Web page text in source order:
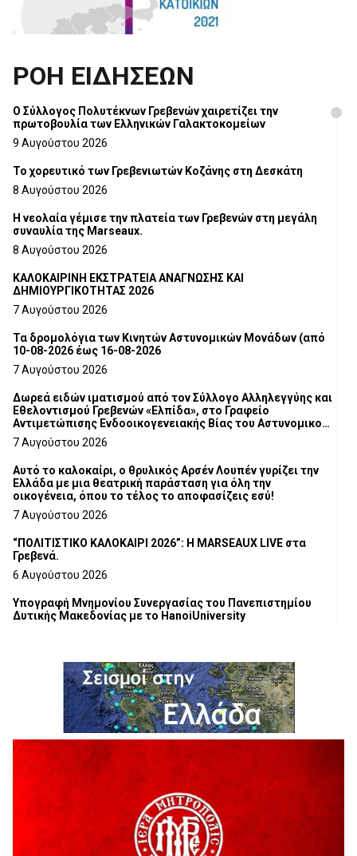
ΡΟΗ ΕΙΔΗΣΕΩΝ
Ο Σύλλογος Πολυτέκνων Γρεβενών χαιρετίζει την
πρωτοβουλία των Ελληνικών Γαλακτοκομείων
9 Αυγούστου 2026
Το χορευτικό των Γρεβενιωτών Κοζάνης στη Δεσκάτη
8 Αυγούστου 2026
Η νεολαία γέμισε την πλατεία των Γρεβενών στη μεγάλη
συναυλία της Marseaux.
8 Αυγούστου 2026
ΚΑΛΟΚΑΙΡΙΝΗ ΕΚΣΤΡΑΤΕΙΑ ΑΝΑΓΝΩΣΗΣ ΚΑΙ
ΔΗΜΙΟΥΡΓΙΚΟΤΗΤΑΣ 2026
7 Αυγούστου 2026
Τα δρομολόγια των Κινητών Αστυνομικών Μονάδων (από
10-08-2026 έως 16-08-2026
7 Αυγούστου 2026
Δωρεά ειδών ιματισμού από τον Σύλλογο Αλληλεγγύης και
Εθελοντισμού Γρεβενών «Ελπίδα», στο Γραφείο
Αντιμετώπισης Ενδοοικογενειακής Βίας του Αστυνομικού
Τμήματος Γρεβενών
7 Αυγούστου 2026
Αυτό το καλοκαίρι, ο θρυλικός Αρσέν Λουπέν γυρίζει την
Ελλάδα με μια θεατρική παράσταση για όλη την
οικογένεια, όπου το τέλος το αποφασίζεις εσύ!
7 Αυγούστου 2026
“ΠΟΛΙΤΙΣΤΙΚΟ ΚΑΛΟΚΑΙΡΙ 2026”: Η MARSEAUX LIVE στα
Γρεβενά.
6 Αυγούστου 2026
Υπογραφή Μνημονίου Συνεργασίας του Πανεπιστημίου
Δυτικής Μακεδονίας με το HanoiUniversity
Σε απόγνωση λόγω αδέσποτων
6 Αυγούστου 2026
ΔΙΑΚΟΠΗ ΗΛΕΚΤΡΙΚΟΥ ΡΕΥΜΑΤΟΣ
6 Αυγούστου 2026
Ολοκληρώνεται η ασφαλτόστρωση της οδού Περιβόλι –
Αβδέλλα
H παραδοχή λαθών είναι (και) δύναμη
5 Αυγούστου 2026